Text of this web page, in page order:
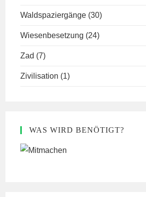
Waldspaziergänge (30)
Wiesenbesetzung (24)
Zad (7)
Zivilisation (1)
WAS WIRD BENÖTIGT?